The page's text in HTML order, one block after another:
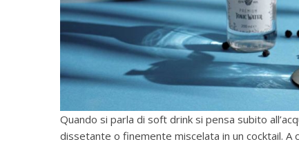
Quando si parla di soft drink si pensa subito
dissetante o finemente miscelata in un cocktail.